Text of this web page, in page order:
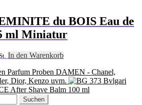
du BOIS Eau de
ml Miniatur
In den Warenkorb
Parfum Proben DAMEN - Chanel,
Dior, Kenzo uvm.
Bvlgari
After Shave Balm 100 ml
Suchen